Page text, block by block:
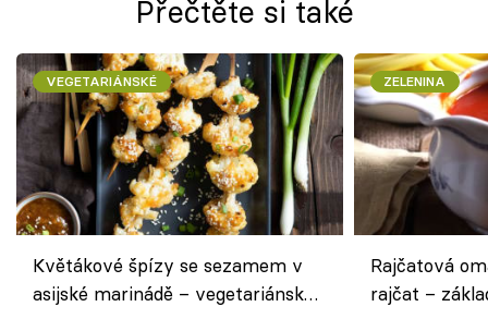
Přečtěte si také
VEGETARIÁNSKÉ
Květákové špízy se sezamem v
asijské marinádě – vegetariánská
ZELENINA
Rajčatová
rajčat –